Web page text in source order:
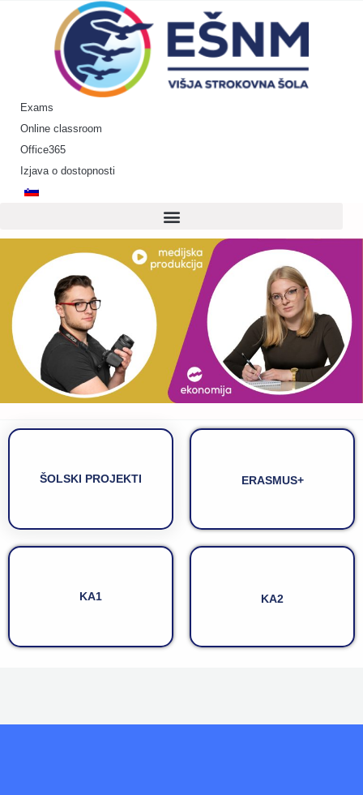
Exams
Online classroom
Office365
Izjava o dostopnosti
ŠOLSKI PROJEKTI ERASMUS+
KA1 KA2